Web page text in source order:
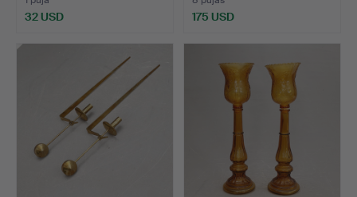
32 USD 175 USD